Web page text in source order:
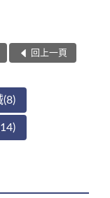
回上一頁
(8)